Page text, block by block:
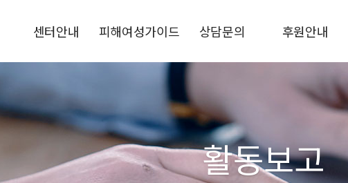
센터안내
1366소개
운영목적
연혁
비전 및 핵심과제
전국1366현황
찾아오시는길
피해여성가이드
교제폭력
성폭력·성희롱
성매매·성착취
디지털성범죄
상담문의
비공개상담
자주하는질문
후원안내
후원신청
후원금사용결과
활동보고